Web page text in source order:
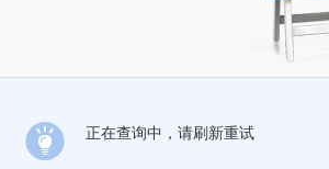
正在查询中，请刷新重试